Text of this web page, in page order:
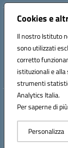
Cookies e
Il nostro Istituto
sono utilizzati
corretto
istituzionali e
strumenti
Analytics Italia.
Per saperne di
Personalizza
Via dei Cappuccini,
3573 - Mail:
Codice
C.F. 81002710424 -
UFBMDS